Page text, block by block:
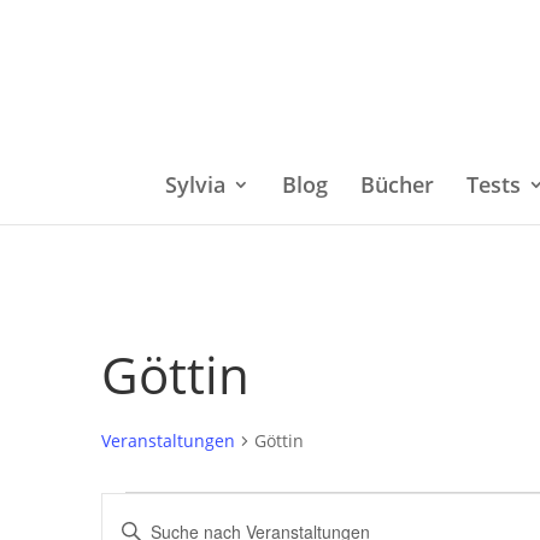
Sylvia Blog Bücher Tests
Göttin
Veranstaltungen Göttin
Veranstaltungen
Bitte